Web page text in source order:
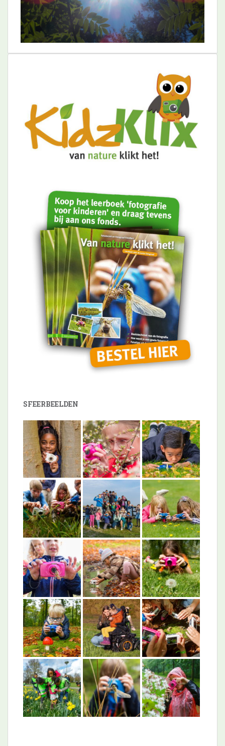
SFEERBEELDEN